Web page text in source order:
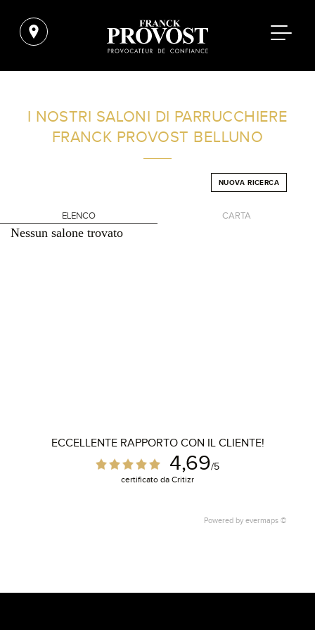
FILTRI AVANZATI
I NOSTRI SALONI DI PARRUCCHIERE
FRANCK PROVOST BELLUNO
NUOVA RICERCA
ELENCO CARTA
Nessun salone trovato
ECCELLENTE RAPPORTO CON IL CLIENTE!
4,69/5
certificato da Critizr
Powered by evermaps ©